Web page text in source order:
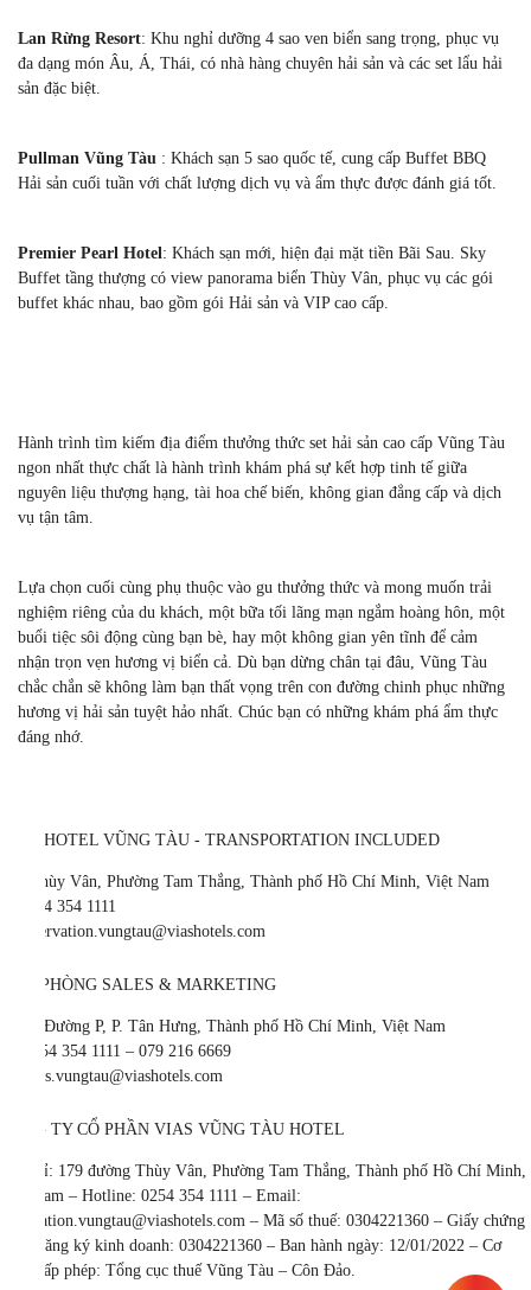
Lan Rừng Resort: Khu nghỉ dưỡng 4 sao ven biển sang trọng, phục vụ
đa dạng món Âu, Á, Thái, có nhà hàng chuyên hải sản và các set lẩu hải
sản đặc biệt.
Pullman Vũng Tàu : Khách sạn 5 sao quốc tế, cung cấp Buffet BBQ
Hải sản cuối tuần với chất lượng dịch vụ và ẩm thực được đánh giá tốt.
Premier Pearl Hotel: Khách sạn mới, hiện đại mặt tiền Bãi Sau. Sky
Buffet tầng thượng có view panorama biển Thùy Vân, phục vụ các gói
buffet khác nhau, bao gồm gói Hải sản và VIP cao cấp.
Hành trình tìm kiếm địa điểm thưởng thức set hải sản cao cấp Vũng Tàu
ngon nhất thực chất là hành trình khám phá sự kết hợp tinh tế giữa
nguyên liệu thượng hạng, tài hoa chế biến, không gian đẳng cấp và dịch
vụ tận tâm.
Lựa chọn cuối cùng phụ thuộc vào gu thưởng thức và mong muốn trải
nghiệm riêng của du khách, một bữa tối lãng mạn ngắm hoàng hôn, một
buổi tiệc sôi động cùng bạn bè, hay một không gian yên tĩnh để cảm
nhận trọn vẹn hương vị biển cả. Dù bạn dừng chân tại đâu, Vũng Tàu
chắc chắn sẽ không làm bạn thất vọng trên con đường chinh phục những
hương vị hải sản tuyệt hảo nhất. Chúc bạn có những khám phá ẩm thực
đáng nhớ.
VIAS HOTEL VŨNG TÀU - TRANSPORTATION INCLUDED
179 Thùy Vân, Phường Tam Thắng, Thành phố Hồ Chí Minh, Việt Nam
0254 354 1111
reservation.vungtau@viashotels.com
VĂN PHÒNG SALES & MARKETING
Số 40 Đường P, P. Tân Hưng, Thành phố Hồ Chí Minh, Việt Nam
0254 354 1111 – 079 216 6669
sales.vungtau@viashotels.com
CÔNG TY CỔ PHẦN VIAS VŨNG TÀU HOTEL
Địa chỉ: 179 đường Thùy Vân, Phường Tam Thắng, Thành phố Hồ Chí Minh,
Việt Nam – Hotline: 0254 354 1111 – Email:
reservation.vungtau@viashotels.com – Mã số thuế: 0304221360 – Giấy chứng
nhận đăng ký kinh doanh: 0304221360 – Ban hành ngày: 12/01/2022 – Cơ
quan cấp phép: Tổng cục thuế Vũng Tàu – Côn Đảo.